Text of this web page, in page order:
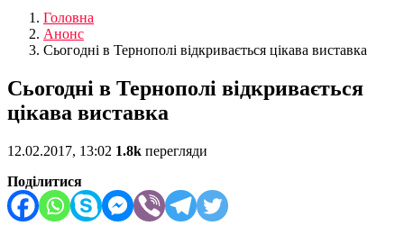
Головна
Анонс
Сьогодні в Тернополі відкривається цікава виставка
Сьогодні в Тернополі відкривається
цікава виставка
12.02.2017, 13:02 1.8k перегляди
Поділитися